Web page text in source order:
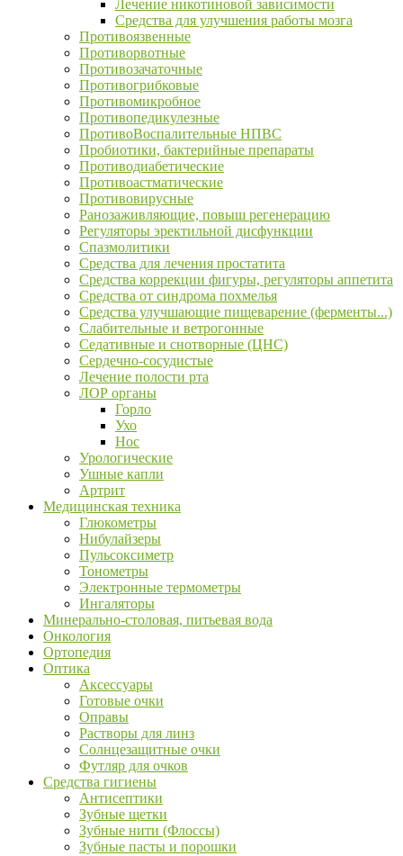
Лечение никотиновой зависимости
Средства для улучшения работы мозга
Противоязвенные
Противорвотные
Противозачаточные
Противогрибковые
Противомикробное
Противопедикулезные
ПротивоВоспалительные НПВС
Пробиотики, бактерийные препараты
Противодиабетические
Противоастматические
Противовирусные
Ранозаживляющие, повыш регенерацию
Регуляторы эректильной дисфункции
Спазмолитики
Средства для лечения простатита
Средства коррекции фигуры, регуляторы аппетита
Средства от синдрома похмелья
Средства улучшающие пищеварение (ферменты...)
Слабительные и ветрогонные
Седативные и снотворные (ЦНС)
Сердечно-сосудистые
Лечение полости рта
ЛОР органы
Горло
Ухо
Нос
Урологические
Ушные капли
Артрит
Медицинская техника
Глюкометры
Нибулайзеры
Пульсоксиметр
Тонометры
Электронные термометры
Ингаляторы
Минерально-столовая, питьевая вода
Онкология
Ортопедия
Оптика
Аксессуары
Готовые очки
Оправы
Растворы для линз
Солнцезащитные очки
Футляр для очков
Средства гигиены
Антисептики
Зубные щетки
Зубные нити (Флоссы)
Зубные пасты и порошки